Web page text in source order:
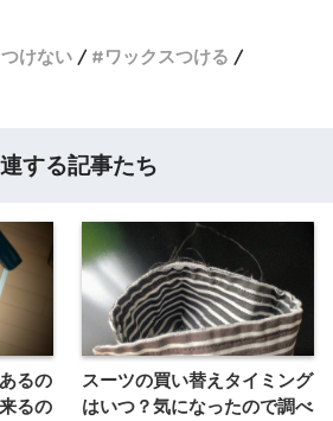
けない
ワックスつける
する記事たち
るの
るの
スーツの買い替えタイミング
はいつ？気になったので調べ